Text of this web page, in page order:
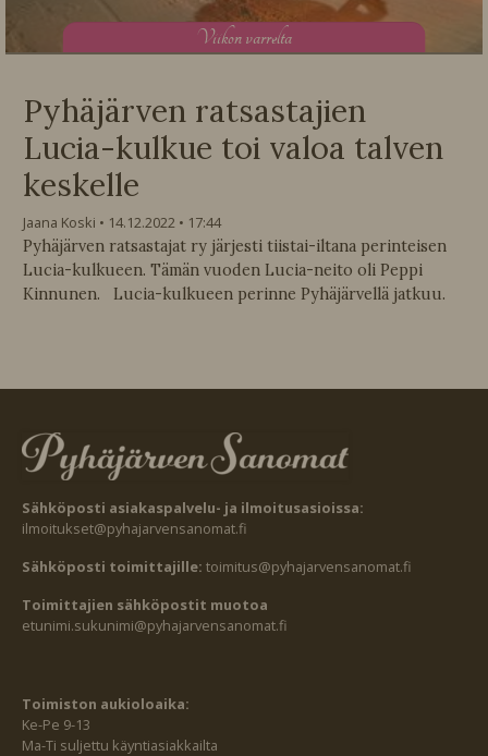
Viikon varrelta
Pyhäjärven ratsastajien
Lucia-kulkue toi valoa talven
keskelle
Jaana Koski 14.12.2022
17:44
Pyhäjärven ratsastajat ry järjesti tiistai-iltana perinteisen
Lucia-kulkueen. Tämän vuoden Lucia-neito oli Peppi
Kinnunen. Lucia-kulkueen perinne Pyhäjärvellä jatkuu.
Sähköposti asiakaspalvelu- ja ilmoitusasioissa:
ilmoitukset@pyhajarvensanomat.fi
Sähköposti toimittajille: toimitus@pyhajarvensanomat.fi
Toimittajien sähköpostit muotoa
etunimi.sukunimi@pyhajarvensanomat.fi
Toimiston aukioloaika:
Ke-Pe 9-13
Ma-Ti suljettu käyntiasiakkailta